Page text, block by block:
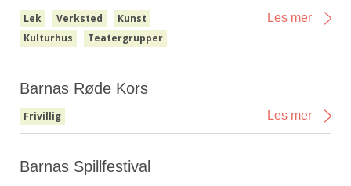
Lek Verksted
Kunst
Kulturhus
Teatergrupper
Les mer
Barnas Røde Kors
Frivillig Les mer
Barnas Spillfestival